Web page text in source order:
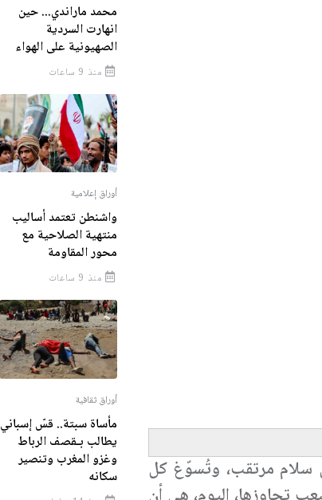
سلام مرتقب، وتُسوّغ كل
محمد ماراندي... حين
انهارت السردية
الصهيونية على الهواء
منذ 9 ساعات
أوراق إعلامية
واشنطن تعتمد أساليب
منتهية الصلاحية مع
محور المقاومة
منذ 9 ساعات
أوراق ثقافية
مأساة سبتة.. قسّ إسباني
يطالب بـقصف الرباط
وغزو المغرب وتنصير
سكانه